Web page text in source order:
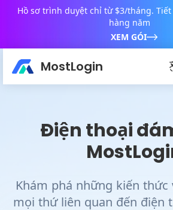
Hồ sơ trình duyệt chỉ từ $3/tháng. Tiết
hàng năm
XEM GÓI
MostLogin
Điện thoại
Khám phá những kiến thức
mọi thứ liên quan đến điện